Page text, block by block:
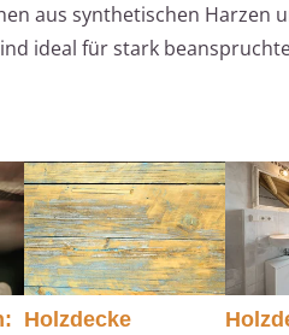
aus synthetischen Harzen
ideal für stark
Holzdecke